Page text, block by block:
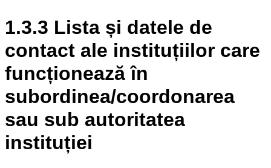
1.3.3 Lista și datele de
contact ale instituțiilor care
funcționează în
subordinea/coordonarea
sau sub autoritatea
instituției